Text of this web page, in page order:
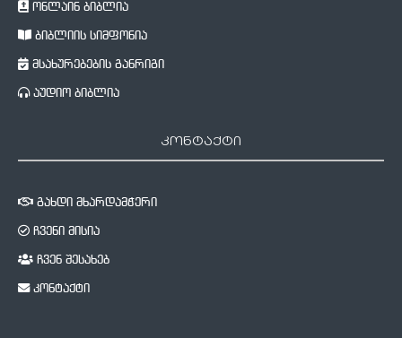
ონლაინ ბიბლია
ბიბლიის სიმფონია
მსახურებების განრიგი
აუდიო ბიბლია
კონტაქტი
გახდი მხარდამჭერი
ჩვენი მისია
ჩვენ შესახებ
კონტაქტი